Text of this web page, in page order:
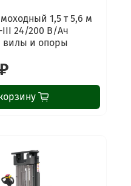
1,5 т 5,6 м
III 24/200 В/Ач
вилы и опоры